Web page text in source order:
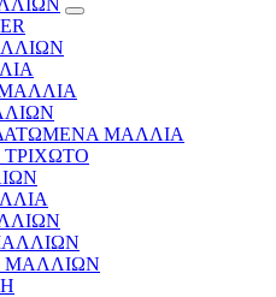
ΜΑΛΛΙΑ